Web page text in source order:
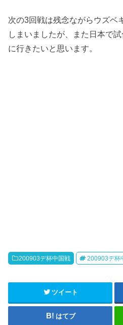
次の3回戦は残念ながらウズベ
しまいましたが、また日本で
に行きたいと思います。
200903デ杯中国戦 200903デ杯
ツイート
はてブ